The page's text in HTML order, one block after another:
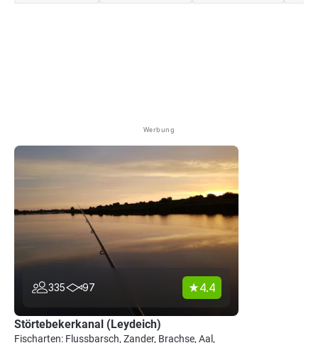
Werbung
335 97 4.4
Störtebekerkanal (Leydeich)
Fischarten: Flussbarsch, Zander, Brachse, Aal,